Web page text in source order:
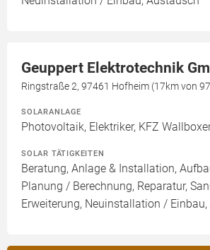
Geuppert Elektrotechnik
Ringstraße 2, 97461 Hofheim (17km von
SOLARANLAGE
Photovoltaik, Elektriker, KFZ
SOLAR TÄTIGKEITEN
Beratung, Anlage & Installation,
Planung / Berechnung, Reparatur,
Erweiterung, Neuinstallation /